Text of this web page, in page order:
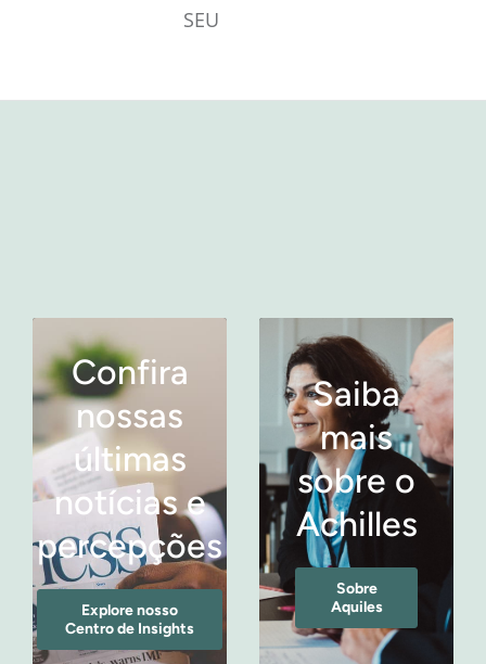
SEU
Confira
nossas
últimas
notícias e
percepções
Explore nosso
Centro de Insights
Saiba
mais
sobre o
Achilles
Sobre
Aquiles